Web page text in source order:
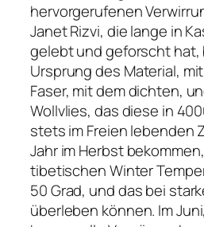
hervorgerufenen
Janet Rizvi, die lange in
gelebt und geforscht hat,
Ursprung des Material,
Faser, mit dem dichten,
Wollvlies, das diese in
stets im Freien lebenden
Jahr im Herbst
tibetischen Winter
50 Grad, und das bei
überleben können. Im